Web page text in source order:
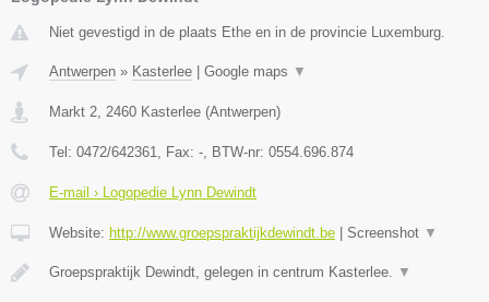
Niet gevestigd in de plaats Ethe en in de provincie Luxemburg.
Antwerpen » Kasterlee | Google maps ▼
Markt 2 2460 Kasterlee (Antwerpen)
Tel: 0472/642361 , Fax: - , BTW-nr: 0554.696.874
E-mail › Logopedie Lynn Dewindt
Website: http://www.groepspraktijkdewindt.be | Screenshot ▼
Groepspraktijk Dewindt, gelegen in centrum Kasterlee. ▼